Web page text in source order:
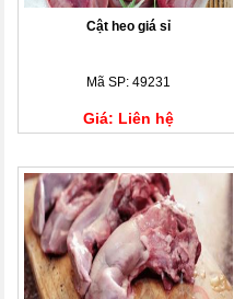
Cật heo giá sỉ
Mã SP: 49231
Giá: Liên hệ